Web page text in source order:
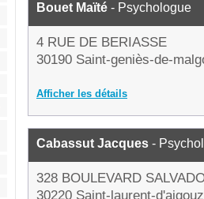
Bouet Maïté - Psychologue
4 RUE DE BERIASSE
30190 Saint-geniès-de-
Afficher les détails
Cabassut Jacques -
328 BOULEVARD
30220 Saint-laurent-